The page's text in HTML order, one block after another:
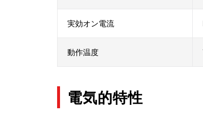
実効オン電流
動作温度
電気的特性